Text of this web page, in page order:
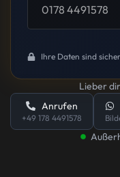
Ihre Daten sind sicher
Lieber
Anrufen
+49 178 4491578